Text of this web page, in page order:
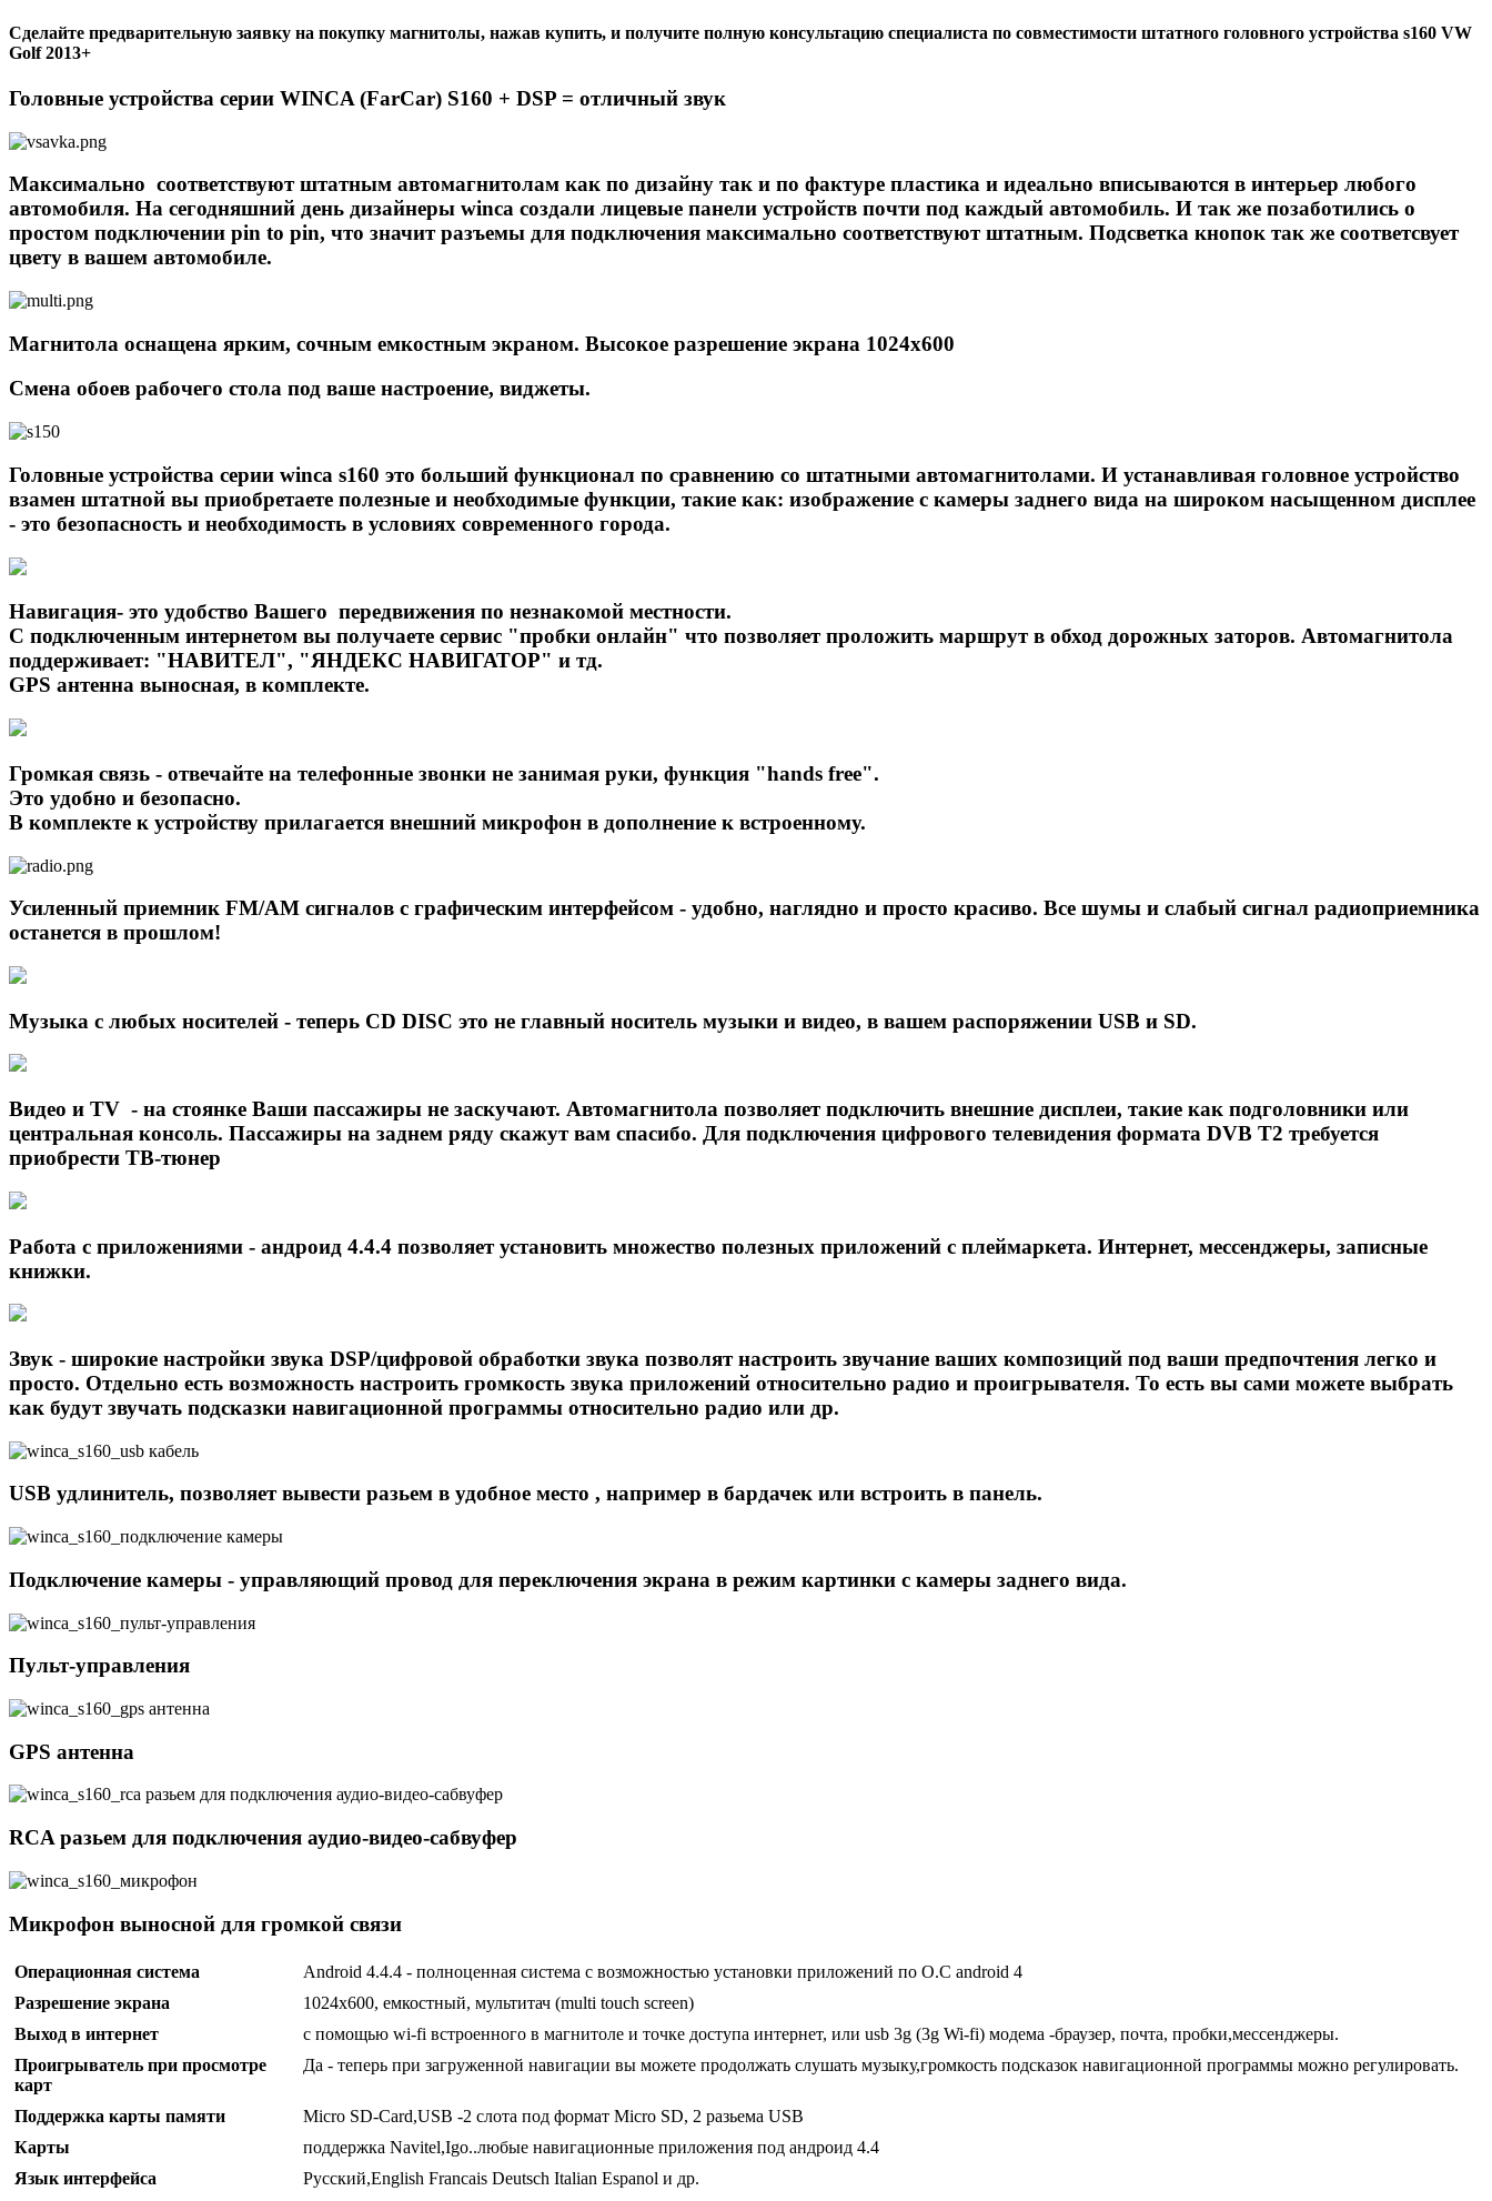
Сделайте предварительную заявку на покупку магнитолы, нажав купить, и получите полную консультацию специалиста по совместимости штатного головного устройства s160 VW
Golf 2013+
Головные устройства серии WINCA (FarCar) S160 + DSP = отличный звук
Максимально соответствуют штатным автомагнитолам как по дизайну так и по фактуре пластика и идеально вписываются в интерьер любого
автомобиля. На сегодняшний день дизайнеры winca создали лицевые панели устройств почти под каждый автомобиль. И так же позаботились о
простом подключении pin to pin, что значит разъемы для подключения максимально соответствуют штатным. Подсветка кнопок так же соответсвует
цвету в вашем автомобиле.
Магнитола оснащена ярким, сочным емкостным экраном. Высокое разрешение экрана 1024х600
Смена обоев рабочего стола под ваше настроение, виджеты.
Головные устройства серии winca s160 это больший функционал по сравнению со штатными автомагнитолами. И устанавливая головное устройство
взамен штатной вы приобретаете полезные и необходимые функции, такие как: изображение с камеры заднего вида на широком насыщенном дисплее
- это безопасность и необходимость в условиях современного города.
Навигация- это удобство Вашего передвижения по незнакомой местности.
С подключенным интернетом вы получаете сервис "пробки онлайн" что позволяет проложить маршрут в обход дорожных заторов. Автомагнитола
поддерживает: "НАВИТЕЛ", "ЯНДЕКС НАВИГАТОР" и тд.
GPS антенна выносная, в комплекте.
Громкая связь - отвечайте на телефонные звонки не занимая руки, функция "hands free".
Это удобно и безопасно.
В комплекте к устройству прилагается внешний микрофон в дополнение к встроенному.
Усиленный приемник FM/AM сигналов с графическим интерфейсом - удобно, наглядно и просто красиво. Все шумы и слабый сигнал радиоприемника
останется в прошлом!
Музыка с любых носителей - теперь CD DISC это не главный носитель музыки и видео, в вашем распоряжении USB и SD.
Видео и TV - на стоянке Ваши пассажиры не заскучают. Автомагнитола позволяет подключить внешние дисплеи, такие как подголовники или
центральная консоль. Пассажиры на заднем ряду скажут вам спасибо. Для подключения цифрового телевидения формата DVB T2 требуется
приобрести ТВ-тюнер
Работа с приложениями - андроид 4.4.4 позволяет установить множество полезных приложений с плеймаркета. Интернет, мессенджеры, записные
книжки.
Звук - широкие настройки звука DSP/цифровой обработки звука позволят настроить звучание ваших композиций под ваши предпочтения легко и
просто. Отдельно есть возможность настроить громкость звука приложений относительно радио и проигрывателя. То есть вы сами можете выбрать
как будут звучать подсказки навигационной программы относительно радио или др.
USB удлинитель, позволяет вывести разьем в удобное место , например в бардачек или встроить в панель.
Подключение камеры - управляющий провод для переключения экрана в режим картинки с камеры заднего вида.
Пульт-управления
GPS антенна
RCA разьем для подключения аудио-видео-сабвуфер
Микрофон выносной для громкой связи
Операционная система
Android 4.4.4 - полноценная система с возможностью установки приложений по О.С android 4
Разрешение экрана
1024x600, емкостный, мультитач (multi touch screen)
Выход в интернет
с помощью wi-fi встроенного в магнитоле и точке доступа интернет, или usb 3g (3g Wi-fi) модема -браузер, почта, пробки,мессенджеры.
Проигрыватель при просмотре
карт
Да - теперь при загруженной навигации вы можете продолжать слушать музыку,громкость подсказок навигационной программы можно регулировать.
Поддержка карты памяти
Micro SD-Card,USB -2 слота под формат Micro SD, 2 разьема USB
Карты
поддержка Navitel,Igo..любые навигационные приложения под андроид 4.4
Язык интерфейса
Русский,English Francais Deutsch Italian Espanol и др.